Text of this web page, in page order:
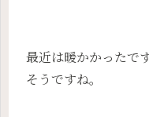
最近は暖かかったで
そうですね。